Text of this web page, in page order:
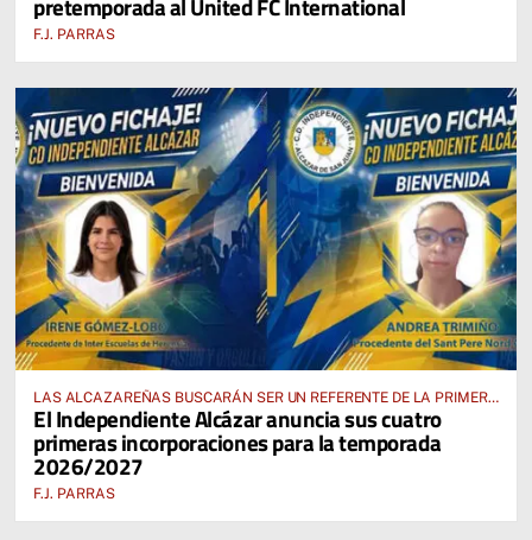
F.J. PARRAS
LAS ALCAZAREÑAS BUSCARÁN SER UN REFERENTE DE LA PRIMERA
AUTONÓMICA PREFERENTE FEMENINA
El Independiente Alcázar anuncia sus cuatro
primeras incorporaciones para la temporada
2026/2027
F.J. PARRAS